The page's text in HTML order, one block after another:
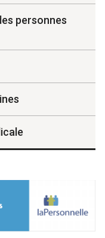
personnes